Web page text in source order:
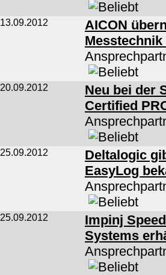
13.09.2012
AICON
Messtechnik
20.09.2012
Neu bei der
Certified
25.09.2012
Deltalogic
EasyLog
25.09.2012
Impinj
Systems